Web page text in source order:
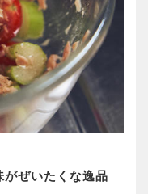
ぜいたくな逸品